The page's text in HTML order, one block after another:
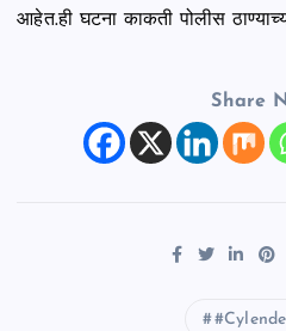
आहेत.ही घटना काकती पोलीस
Share